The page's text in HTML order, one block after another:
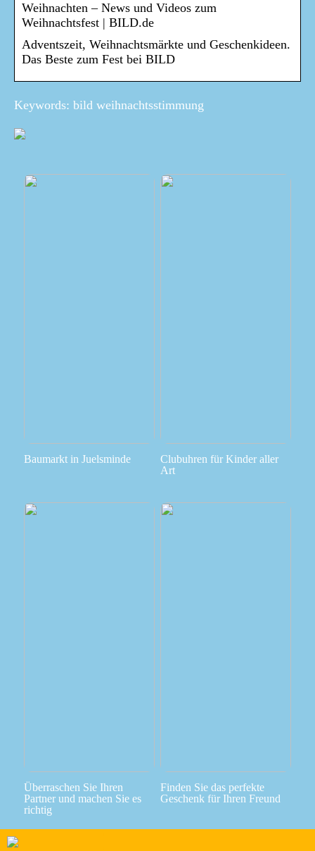
Weihnachten – News und Videos zum
Weihnachtsfest | BILD.de
Adventszeit, Weihnachtsmärkte und Geschenkideen.
Das Beste zum Fest bei BILD
Keywords: bild weihnachtsstimmung
Baumarkt in Juelsminde
Clubuhren für Kinder aller
Art
Überraschen Sie Ihren
Partner und machen Sie es
richtig
Finden Sie das perfekte
Geschenk für Ihren Freund